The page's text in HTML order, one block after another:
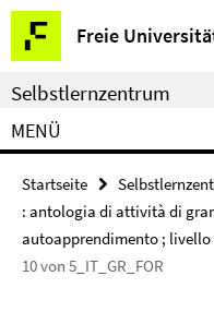
Springe
direkt
zu
Inhalt
Freie
Service-
Navigation
Selbstlernzentrum
MENÜ
Startseite
: antologia di attività di
autoapprendimento ;
10 von 5_IT_GR_FOR